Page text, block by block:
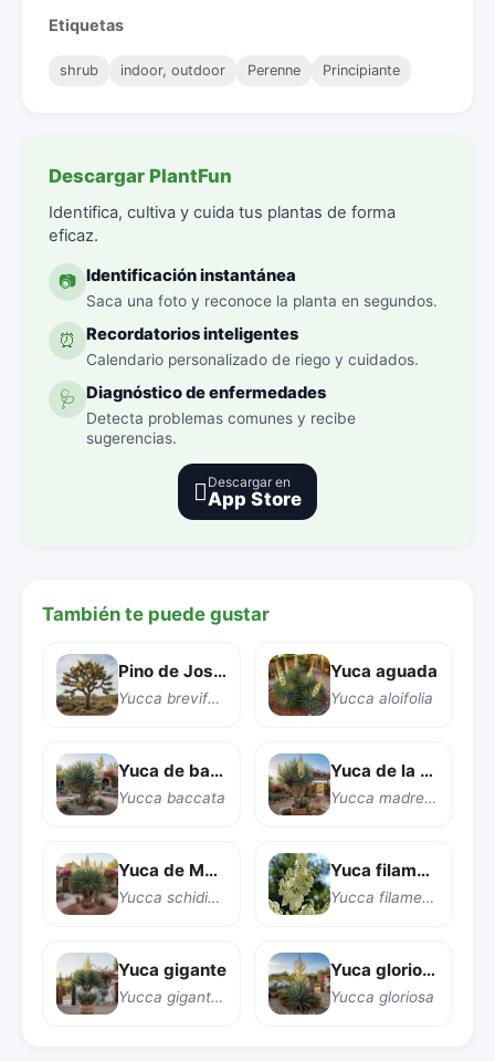
Etiquetas
shrub indoor, outdoor Perenne Principiante
Descargar PlantFun
Identifica, cultiva y cuida tus plantas de forma
eficaz.
📷 Identificación instantánea
Saca una foto y reconoce la planta en segundos.
⏰ Recordatorios inteligentes
Calendario personalizado de riego y cuidados.
🩺 Diagnóstico de enfermedades
Detecta problemas comunes y recibe
sugerencias.
 Descargar en
App Store
También te puede gustar
Pino de Joshua
Yucca brevifolia
Yuca aguada
Yucca aloifolia
Yuca de bayas
Yucca baccata
Yuca de la Sierra Madre
Yucca madrensis
Yuca de Mohave
Yucca schidigera
Yuca filamento
Yucca filamentosa
Yuca gigante
Yucca gigantea
Yuca gloriosa o Espada de San Juan
Yucca gloriosa